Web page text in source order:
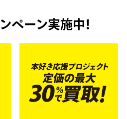
ペーン実施中！